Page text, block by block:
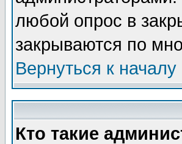
любой опрос в
закрываются по
Вернуться к началу
Кто такие